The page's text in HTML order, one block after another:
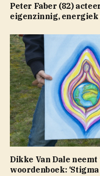
Peter Faber (82)
eigenzinnig, energiek
Dikke Van Dale
woordenboek: